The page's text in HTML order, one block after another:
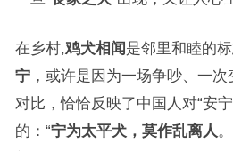
在乡村,鸡犬相闻是邻里和睦的
宁，或许是因为一场争吵、一
对比，恰恰反映了中国人对“安
的：“宁为太平犬，莫作乱离人